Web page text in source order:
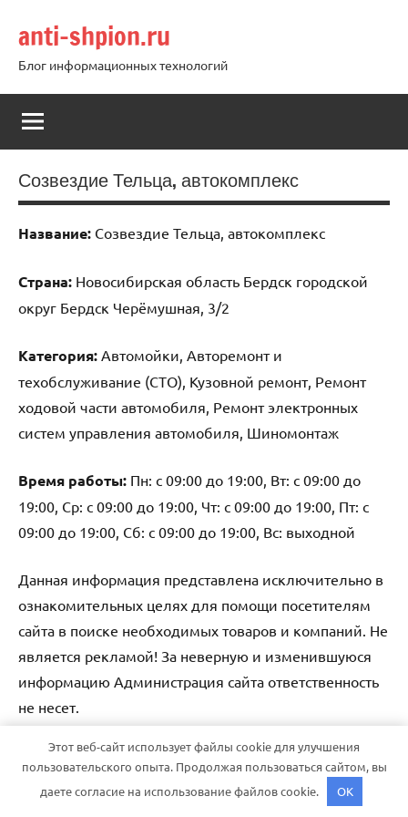
содержимому
anti-shpion.ru
Блог информационных технологий
Созвездие Тельца, автокомплекс
Название: Созвездие Тельца, автокомплекс
Страна: Новосибирская область Бердск городской
округ Бердск Черёмушная, 3/2
Категория: Автомойки, Авторемонт и
техобслуживание (СТО), Кузовной ремонт, Ремонт
ходовой части автомобиля, Ремонт электронных
систем управления автомобиля, Шиномонтаж
Время работы: Пн: с 09:00 до 19:00, Вт: с 09:00 до
19:00, Ср: с 09:00 до 19:00, Чт: с 09:00 до 19:00, Пт: с
09:00 до 19:00, Сб: с 09:00 до 19:00, Вс: выходной
Данная информация представлена исключительно в
ознакомительных целях для помощи посетителям
сайта в поиске необходимых товаров и компаний. Не
является рекламой! За неверную и изменившуюся
информацию Администрация сайта ответственность
не несет.
Тема WordPress: Dynamico от ThemeZee.
Этот веб-сайт использует файлы cookie для улучшения
пользовательского опыта. Продолжая пользоваться сайтом, вы
даете согласие на использование файлов cookie.
OK